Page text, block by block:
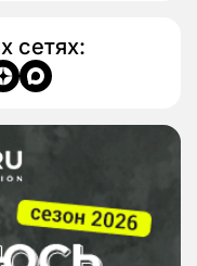
сетях: